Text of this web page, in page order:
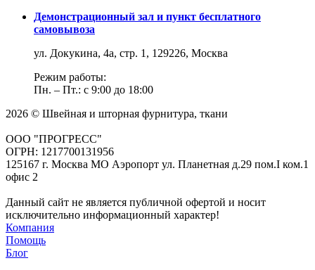
Демонстрационный зал и пункт бесплатного
самовывоза
ул. Докукина, 4а, стр. 1, 129226, Москва
Режим работы:
Пн. – Пт.: с 9:00 до 18:00
2026 © Швейная и шторная фурнитура, ткани
ООО "ПРОГРЕСС"
ОГРН: 1217700131956
125167 г. Москва МО Аэропорт ул. Планетная д.29 пом.I ком.1
офис 2
Данный сайт не является публичной офертой и носит
исключительно информационный характер!
Компания
Помощь
Блог